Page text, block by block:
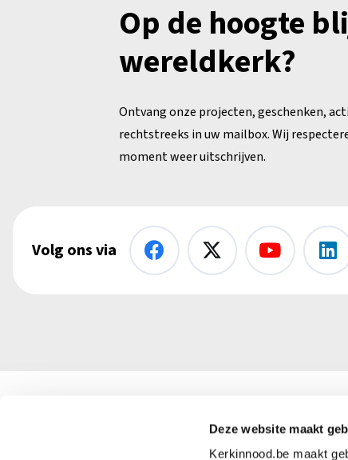
Deze website maakt
Kerkinnood.be maakt
Op de hoogte
wereldkerk?
Ontvang onze projecten, geschenken,
rechtstreeks in uw mailbox. Wij
moment weer uitschrijven.
Volg ons via